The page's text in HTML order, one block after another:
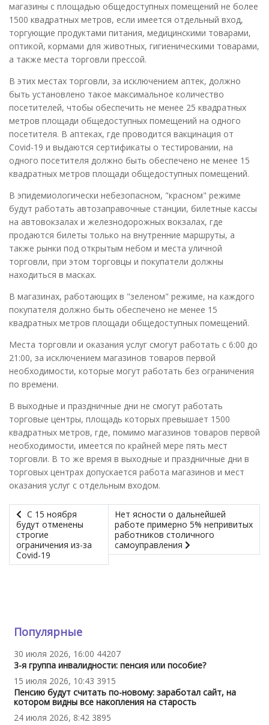
магазины с площадью общедоступных помещений не более
1500 квадратных метров, если имеется отдельный вход,
торгующие продуктами питания, медицинскими товарами,
оптикой, кормами для животных, гигиеническими товарами,
а также места торговли прессой.
В этих местах торговли, за исключением аптек, должно
быть установлено такое максимальное количество
посетителей, чтобы обеспечить не менее 25 квадратных
метров площади общедоступных помещений на одного
посетителя. В аптеках, где проводится вакцинация от
Covid-19 и выдаются сертификаты о тестировании, на
одного посетителя должно быть обеспечено не менее 15
квадратных метров площади общедоступных помещений.
В эпидемиологически небезопасном, "красном" режиме
будут работать автозаправочные станции, билетные кассы
на автовокзалах и железнодорожных вокзалах, где
продаются билеты только на внутренние маршруты, а
также рынки под открытым небом и места уличной
торговли, при этом торговцы и покупатели должны
находиться в масках.
В магазинах, работающих в "зеленом" режиме, на каждого
покупателя должно быть обеспечено не менее 15
квадратных метров площади общедоступных помещений.
Места торговли и оказания услуг смогут работать с 6:00 до
21:00, за исключением магазинов товаров первой
необходимости, которые могут работать без ограничения
по времени.
В выходные и праздничные дни не смогут работать
торговые центры, площадь которых превышает 1500
квадратных метров, где, помимо магазинов товаров первой
необходимости, имеется по крайней мере пять мест
торговли. В то же время в выходные и праздничные дни в
торговых центрах допускается работа магазинов и мест
оказания услуг с отдельным входом.
С 15 ноября
будут отменены
строгие
ограничения из-за
Covid-19
Нет ясности о дальнейшей
работе примерно 5% непривитых
работников столичного
самоуправления
Популярные
30 июля 2026, 16:00 44207
3-я группа инвалидности: пенсия или пособие?
15 июля 2026, 10:43 3915
Пенсию будут считать по-новому: заработал сайт, на
котором видны все накопления на старость
24 июля 2026, 8:42 3895